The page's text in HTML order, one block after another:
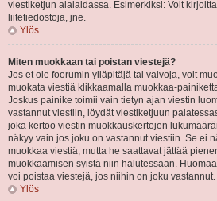
viestiketjun alalaidassa. Esimerkiksi: Voit
liitetiedostoja, jne.
Ylös
Miten muokkaan tai poistan viestejä?
Jos et ole foorumin ylläpitäjä tai valvoja, voit
muokata viestiä klikkaamalla muokkaa-
Joskus painike toimii vain tietyn ajan viestin
vastannut viestiin, löydät viestiketjuun
joka kertoo viestin muokkauskertojen
näkyy vain jos joku on vastannut viestiin. Se ei
muokkaa viestiä, mutta he saattavat jättää
muokkaamisen syistä niin halutessaan.
voi poistaa viestejä, jos niihin on joku vastannut.
Ylös